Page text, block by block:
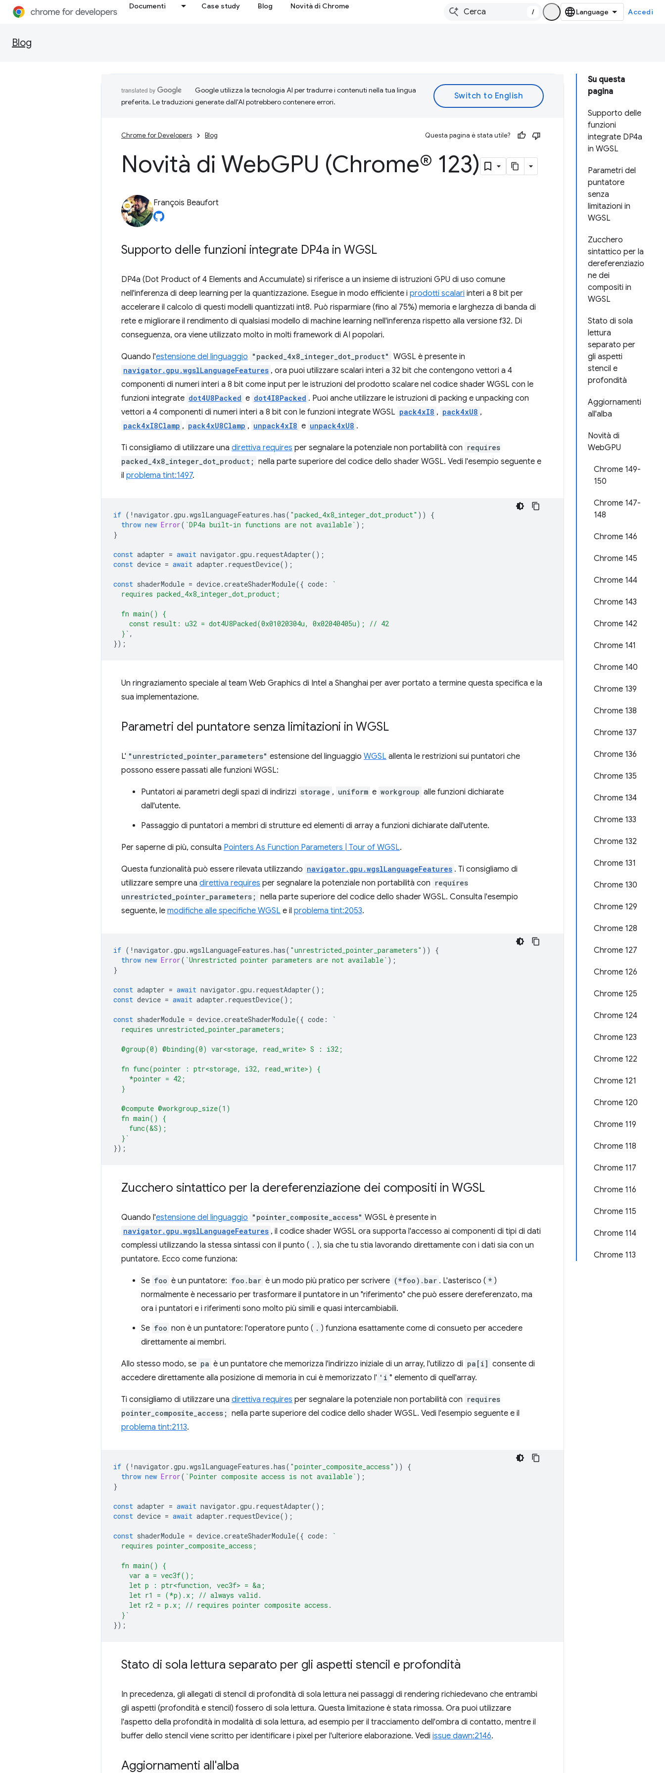
Documenti Case study Blog Novità di Chrome
/ Accedi
Blog
Su questa
pagina
Supporto delle
funzioni
integrate DP4a
in WGSL
Parametri del
puntatore
senza
limitazioni in
WGSL
Zucchero
sintattico per la
dereferenziazio
ne dei
compositi in
WGSL
Stato di sola
lettura
separato per
gli aspetti
stencil e
profondità
Aggiornamenti
all'alba
Novità di
WebGPU
Chrome 149-
150
Chrome 147-
148
Chrome 146
Chrome 145
Chrome 144
Chrome 143
Chrome 142
Chrome 141
Chrome 140
Chrome 139
Chrome 138
Chrome 137
Chrome 136
Chrome 135
Chrome 134
Chrome 133
Chrome 132
Chrome 131
Chrome 130
Chrome 129
Chrome 128
Chrome 127
Chrome 126
Chrome 125
Chrome 124
Chrome 123
Chrome 122
Chrome 121
Chrome 120
Chrome 119
Chrome 118
Chrome 117
Chrome 116
Chrome 115
Chrome 114
Chrome 113
Google utilizza la tecnologia AI per tradurre i contenuti nella tua lingua
preferita. Le traduzioni generate dall'AI potrebbero contenere errori.
Chrome for Developers Blog Questa pagina è stata utile?
Novità di WebGPU (Chrome® 123)
François Beaufort
Supporto delle funzioni integrate DP4a in WGSL
DP4a (Dot Product of 4 Elements and Accumulate) si riferisce a un insieme di istruzioni GPU di uso comune
nell'inferenza di deep learning per la quantizzazione. Esegue in modo efficiente i prodotti scalari interi a 8 bit per
accelerare il calcolo di questi modelli quantizzati int8. Può risparmiare (fino al 75%) memoria e larghezza di banda di
rete e migliorare il rendimento di qualsiasi modello di machine learning nell'inferenza rispetto alla versione f32. Di
conseguenza, ora viene utilizzato molto in molti framework di AI popolari.
Quando l'estensione del linguaggio "packed_4x8_integer_dot_product" WGSL è presente in
navigator.gpu.wgslLanguageFeatures , ora puoi utilizzare scalari interi a 32 bit che contengono vettori a 4
componenti di numeri interi a 8 bit come input per le istruzioni del prodotto scalare nel codice shader WGSL con le
funzioni integrate dot4U8Packed e dot4I8Packed . Puoi anche utilizzare le istruzioni di packing e unpacking con
vettori a 4 componenti di numeri interi a 8 bit con le funzioni integrate WGSL pack4xI8 , pack4xU8 ,
pack4xI8Clamp , pack4xU8Clamp , unpack4xI8 e unpack4xU8 .
Ti consigliamo di utilizzare una direttiva requires per segnalare la potenziale non portabilità con requires
packed_4x8_integer_dot_product; nella parte superiore del codice dello shader WGSL. Vedi l'esempio seguente e
il problema tint:1497.
if ( ! navigator .gpu .wgslLanguageFeatures .has( "packed_4x8_integer_dot_product" ))
{
throw new Error( `DP4a built-in functions are not available` );
}
const adapter = await navigator .gpu . requestAdapter();
const device = await adapter . requestDevice();
const shaderModule = device.createShaderModule({ code :
`
  requires packed_4x8_integer_dot_product;
  fn main() {
    const result: u32 = dot4U8Packed(0x01020304u, 0x02040405u); // 42
  }`
,
});
Un ringraziamento speciale al team Web Graphics di Intel a Shanghai per aver portato a termine questa specifica e la
sua implementazione.
Parametri del puntatore senza limitazioni in WGSL
L' "unrestricted_pointer_parameters" estensione del linguaggio WGSL allenta le restrizioni sui puntatori che
possono essere passati alle funzioni WGSL:
Puntatori ai parametri degli spazi di indirizzi storage , uniform e workgroup alle funzioni dichiarate
dall'utente.
Passaggio di puntatori a membri di strutture ed elementi di array a funzioni dichiarate dall'utente.
Per saperne di più, consulta Pointers As Function Parameters | Tour of WGSL.
Questa funzionalità può essere rilevata utilizzando navigator.gpu.wgslLanguageFeatures . Ti consigliamo di
utilizzare sempre una direttiva requires per segnalare la potenziale non portabilità con requires
unrestricted_pointer_parameters; nella parte superiore del codice dello shader WGSL. Consulta l'esempio
seguente, le modifiche alle specifiche WGSL e il problema tint:2053.
if ( ! navigator .gpu .wgslLanguageFeatures .has( "unrestricted_pointer_parameters" ))
{
throw new Error( `Unrestricted pointer parameters are not available` );
}
const adapter = await navigator .gpu . requestAdapter();
const device = await adapter . requestDevice();
const shaderModule = device.createShaderModule({ code :
`
  requires unrestricted_pointer_parameters;
  @group(0) @binding(0) var<storage, read_write> S : i32;
  fn func(pointer : ptr<storage, i32, read_write>) {
    *pointer = 42;
  }
  @compute @workgroup_size(1)
  fn main() {
    func(&S);
  }`
});
Zucchero sintattico per la dereferenziazione dei compositi in WGSL
Quando l'estensione del linguaggio "pointer_composite_access" WGSL è presente in
navigator.gpu.wgslLanguageFeatures , il codice shader WGSL ora supporta l'accesso ai componenti di tipi di dati
complessi utilizzando la stessa sintassi con il punto ( . ), sia che tu stia lavorando direttamente con i dati sia con un
puntatore. Ecco come funziona:
Se foo è un puntatore: foo.bar è un modo più pratico per scrivere (*foo).bar . L'asterisco ( * )
normalmente è necessario per trasformare il puntatore in un "riferimento" che può essere dereferenzato, ma
ora i puntatori e i riferimenti sono molto più simili e quasi intercambiabili.
Se foo non è un puntatore: l'operatore punto ( . ) funziona esattamente come di consueto per accedere
direttamente ai membri.
Allo stesso modo, se pa è un puntatore che memorizza l'indirizzo iniziale di un array, l'utilizzo di pa[i] consente di
accedere direttamente alla posizione di memoria in cui è memorizzato l' 'i ° elemento di quell'array.
Ti consigliamo di utilizzare una direttiva requires per segnalare la potenziale non portabilità con requires
pointer_composite_access; nella parte superiore del codice dello shader WGSL. Vedi l'esempio seguente e il
problema tint:2113.
if ( ! navigator .gpu .wgslLanguageFeatures .has( "pointer_composite_access" ))
{
throw new Error( `Pointer composite access is not available` );
}
const adapter = await navigator .gpu . requestAdapter();
const device = await adapter . requestDevice();
const shaderModule = device.createShaderModule({ code :
`
  requires pointer_composite_access;
  fn main() {
    var a = vec3f();
    let p : ptr<function, vec3f> = &a;
    let r1 = (*p).x; // always valid.
    let r2 = p.x; // requires pointer composite access.
  }`
});
Stato di sola lettura separato per gli aspetti stencil e profondità
In precedenza, gli allegati di stencil di profondità di sola lettura nei passaggi di rendering richiedevano che entrambi
gli aspetti (profondità e stencil) fossero di sola lettura. Questa limitazione è stata rimossa. Ora puoi utilizzare
l'aspetto della profondità in modalità di sola lettura, ad esempio per il tracciamento dell'ombra di contatto, mentre il
buffer dello stencil viene scritto per identificare i pixel per l'ulteriore elaborazione. Vedi issue dawn:2146.
Aggiornamenti all'alba